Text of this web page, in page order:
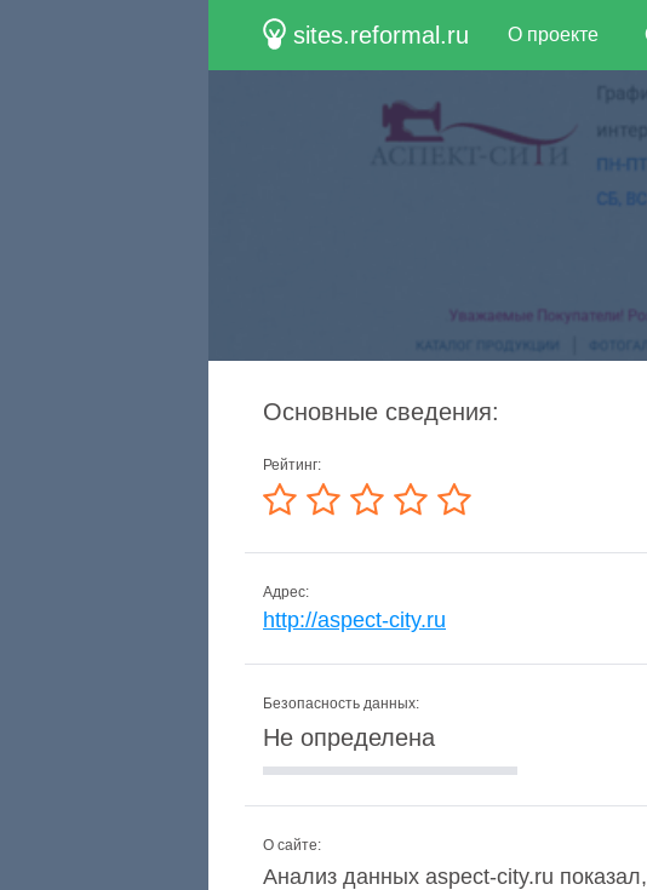
sites.reformal.ru О проекте
Основные сведения:
Рейтинг:
Адрес:
http://aspect-city.ru
Безопасность данных:
Не определена
О сайте:
Анализ данных aspect-city.ru